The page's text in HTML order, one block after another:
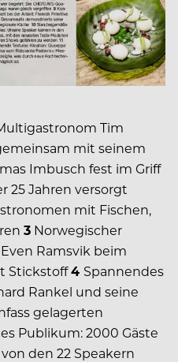
Tim
mit seinem
Imbusch fest im Griff
25 Jahren versorgt
mit Fischen,
3 Norwegischer
Ramsvik beim
Stickstoff4 Spannendes
Rankel und seine
gelagerten
Publikum: 2000 Gäste
den 22 Speakern